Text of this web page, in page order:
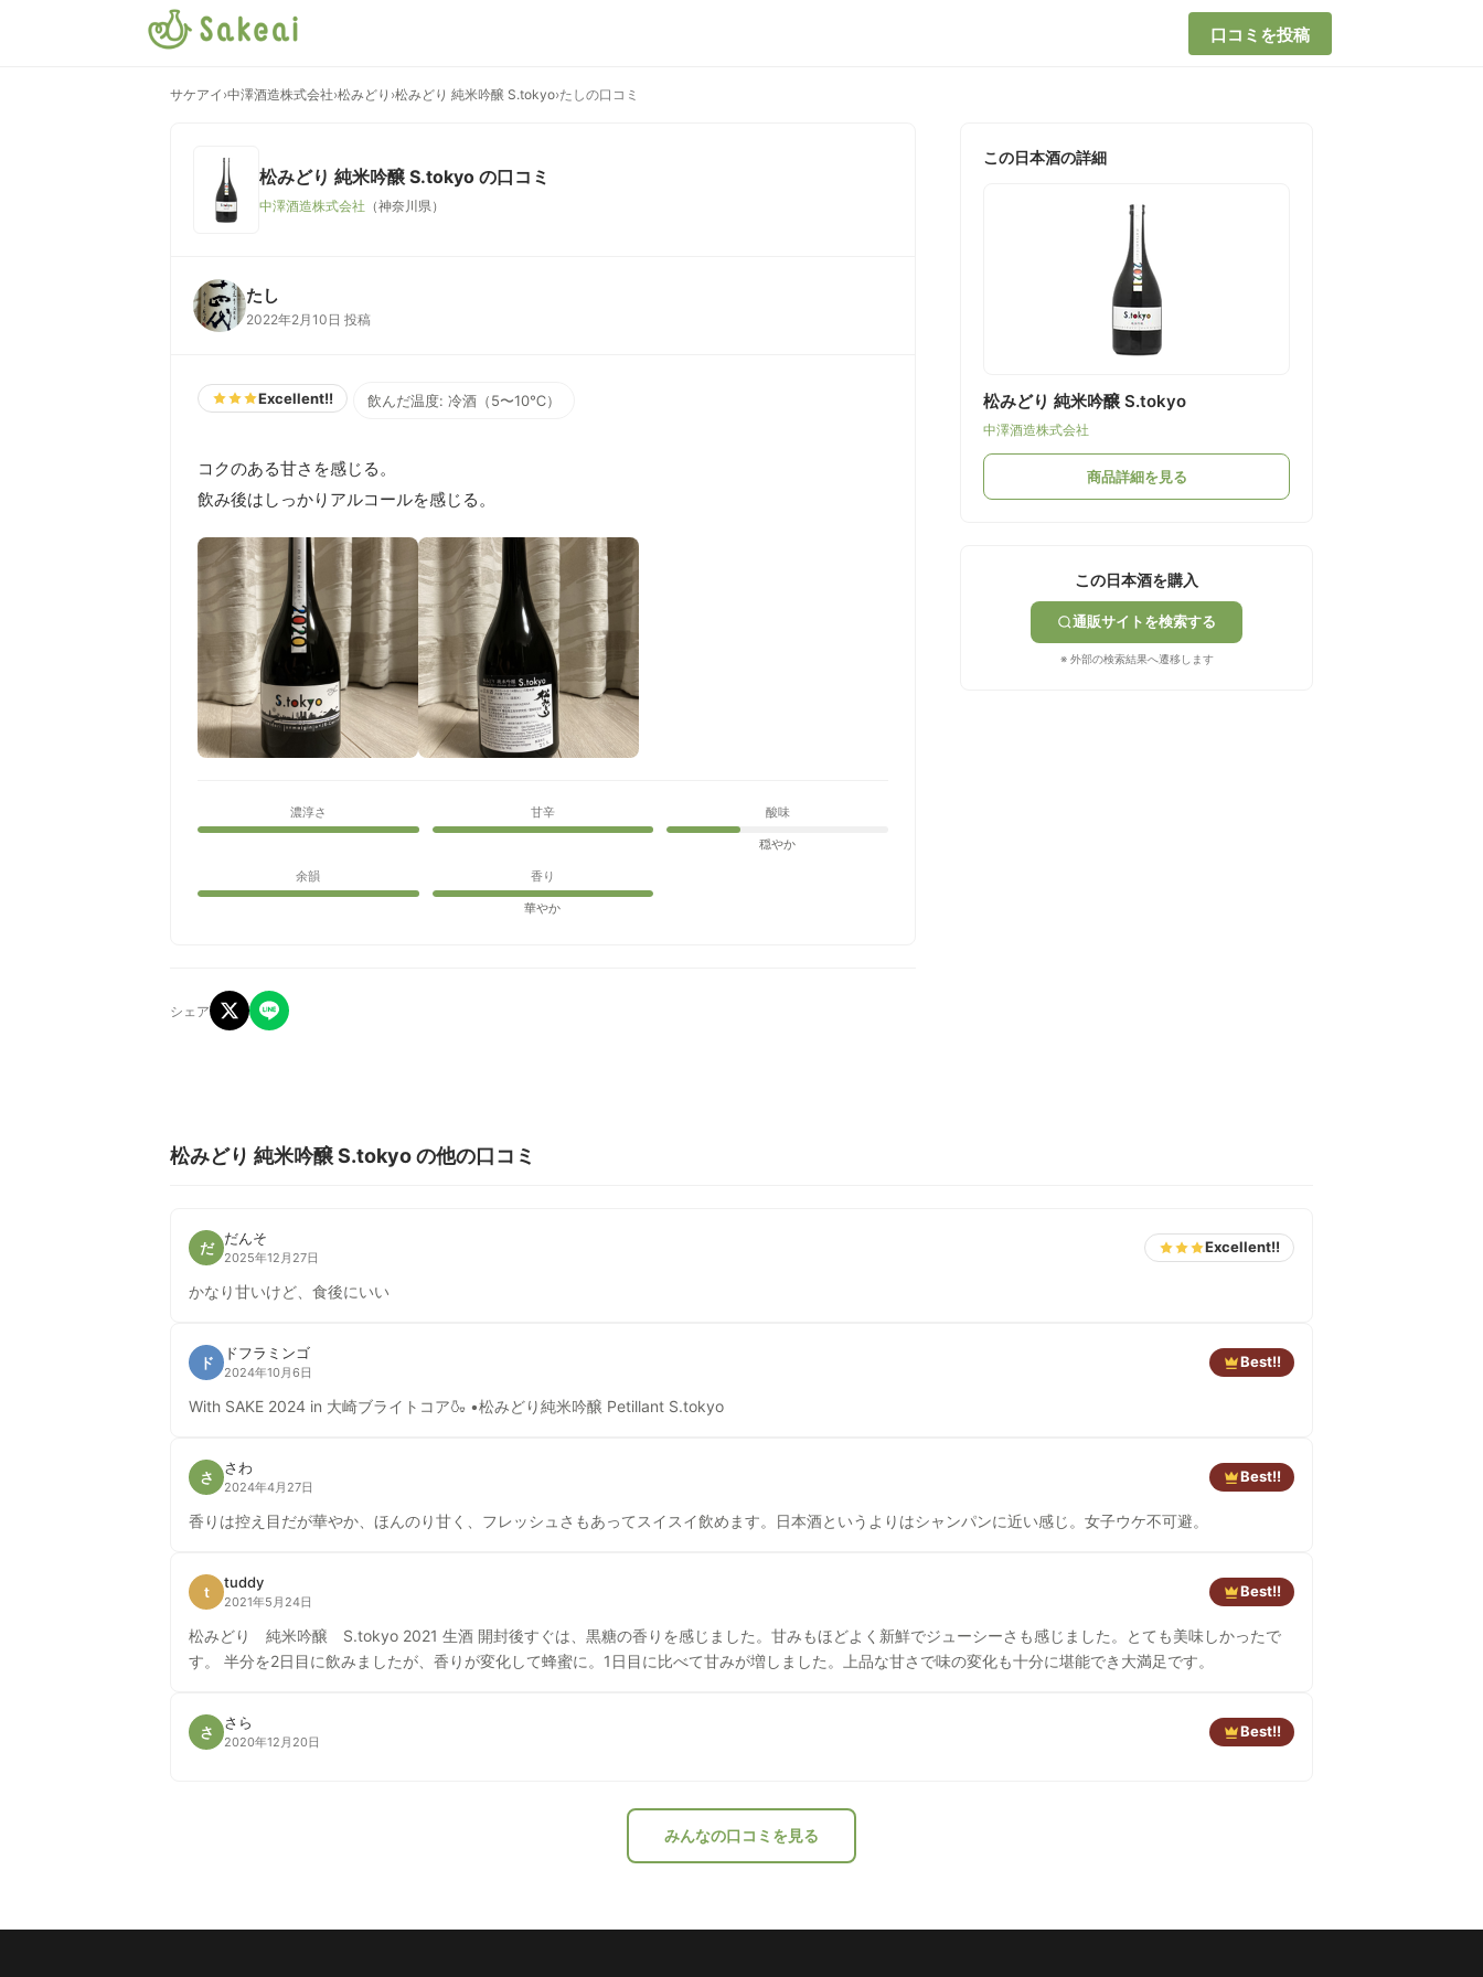
口コミを投稿
サケアイ ›中澤酒造株式会社›松みどり ›松みどり 純米吟醸 S.tokyo›たしの口コミ
松みどり 純米吟醸 S.tokyo の口コミ
中澤酒造株式会社 （神奈川県）
たし
2022年2月10日 投稿
Excellent!! 飲んだ温度: 冷酒（5〜10℃）
コクのある甘さを感じる。
飲み後はしっかりアルコールを感じる。
濃淳さ 甘辛 酸味
穏やか
余韻 香り
華やか
シェア
この日本酒の詳細
松みどり 純米吟醸 S.tokyo
中澤酒造株式会社
商品詳細を見る
この日本酒を購入
通販サイトを検索する
※ 外部の検索結果へ遷移します
松みどり 純米吟醸 S.tokyo の他の口コミ
だ
だんそ
2025年12月27日
Excellent!!
かなり甘いけど、食後にいい
ド
ドフラミンゴ
2024年10月6日
Best!!
With SAKE 2024 in 大崎ブライトコア🍶 •松みどり純米吟醸 Petillant S.tokyo
さ
さわ
2024年4月27日
Best!!
香りは控え目だが華やか、ほんのり甘く、フレッシュさもあってスイスイ飲めます。日本酒というよりはシャンパンに近い感じ。女子ウケ不可避。
t
tuddy
2021年5月24日
Best!!
松みどり 純米吟醸 S.tokyo 2021 生酒 開封後すぐは、黒糖の香りを感じました。甘みもほどよく新鮮でジューシーさも感じました。とても美味しかったで
す。 半分を2日目に飲みましたが、香りが変化して蜂蜜に。1日目に比べて甘みが増しました。上品な甘さで味の変化も十分に堪能でき大満足です。
さ
さら
2020年12月20日
Best!!
みんなの口コミを見る